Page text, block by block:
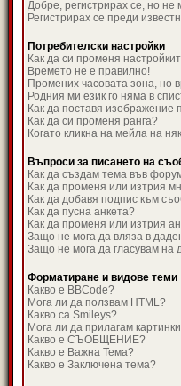
Добре, регистрирах се, но не
Регистрирах се преди
Потребителски настройки
Как да си променя
Времето не е правилно!
Промених часовата зона, но
Родния ми език го няма в
Как да поставя изображение
Как да си променя ранга?
Когато кликна на мейла на
Въпроси за писането на
Как да създам тема във
Как да променя или изтрия
Как да добавя подпис към
Как да пусна анкета?
Как да променя или изтрия
Защо не мога да вляза в
Защо не мога да гласувам на
Форматиране и видове теми
Какво е BBCode?
Мога ли да ползвам HTML?
Какво са Smileys?
Мога ли да прилагам
Какво е СЪОБЩЕНИЕ?
Какво е Важна Тема?
Какво е Заключена тема?